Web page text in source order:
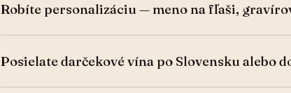
Robíte personalizáciu — meno na fľaši,
Posielate darčekové vína po Slovensku alebo